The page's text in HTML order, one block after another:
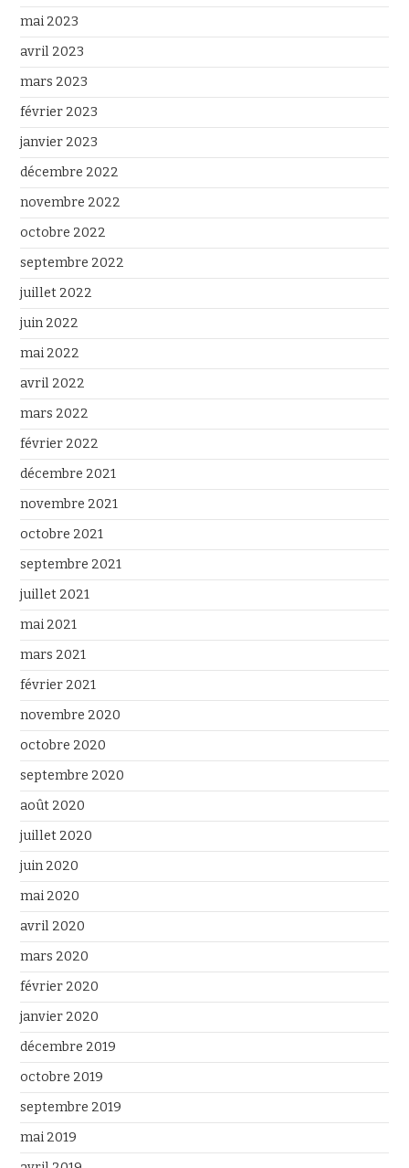
mai 2023
avril 2023
mars 2023
février 2023
janvier 2023
décembre 2022
novembre 2022
octobre 2022
septembre 2022
juillet 2022
juin 2022
mai 2022
avril 2022
mars 2022
février 2022
décembre 2021
novembre 2021
octobre 2021
septembre 2021
juillet 2021
mai 2021
mars 2021
février 2021
novembre 2020
octobre 2020
septembre 2020
août 2020
juillet 2020
juin 2020
mai 2020
avril 2020
mars 2020
février 2020
janvier 2020
décembre 2019
octobre 2019
septembre 2019
mai 2019